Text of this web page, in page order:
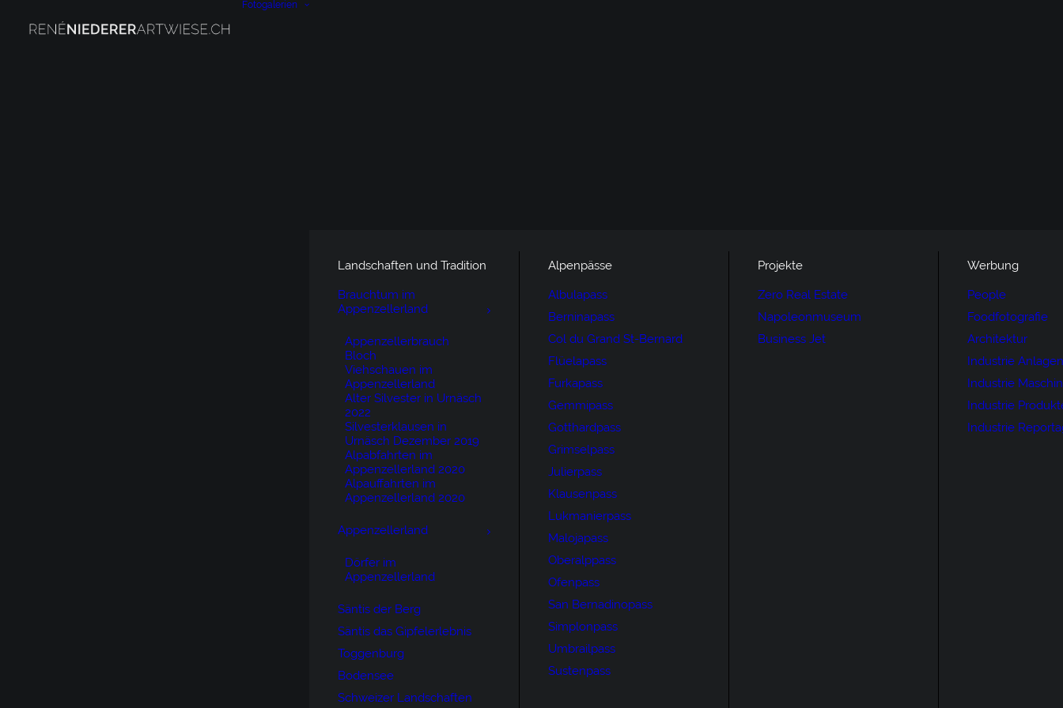
Fotogalerien
Landschaften und Tradition
Brauchtum im
Appenzellerland
Appenzellerbrauch
Bloch
Viehschauen im
Appenzellerland
Alter Silvester in Urnäsch
2022
Silvesterklausen in
Urnäsch Dezember 2019
Alpabfahrten im
Appenzellerland 2020
Alpauffahrten im
Appenzellerland 2020
Appenzellerland
Dörfer im
Appenzellerland
Säntis der Berg
Säntis das Gipfelerlebnis
Toggenburg
Bodensee
Schweizer Landschaften
Alpenpässe
Albulapass
Berninapass
Col du Grand St-Bernard
Flüelapass
Furkapass
Gemmipass
Gotthardpass
Grimselpass
Julierpass
Klausenpass
Lukmanierpass
Malojapass
Oberalppass
Ofenpass
San Bernadinopass
Simplonpass
Umbrailpass
Sustenpass
Projekte
Zero Real Estate
Napoleonmuseum
Business Jet
Werbung
People
Foodfotografie
Architektur
Industrie Anlagen
Industrie
Industrie
Industrie